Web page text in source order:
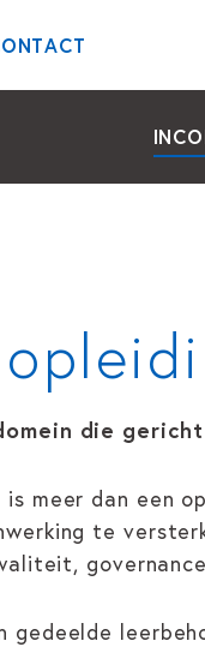
die
is meer dan een
te